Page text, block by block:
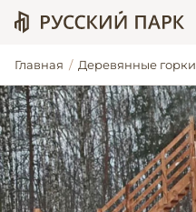
Главная Деревянные горки